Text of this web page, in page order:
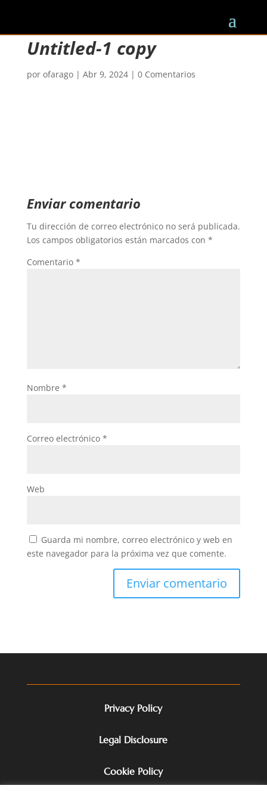
Untitled-1 copy
por ofarago| Abr 9, 2024| 0 Comentarios
Enviar comentario
Tu dirección de correo electrónico no será publicada.
Los campos obligatorios están marcados con *
Comentario *
Nombre *
Correo electrónico *
Web
Guarda mi nombre, correo electrónico y web en
este navegador para la próxima vez que comente.
Privacy Policy
Legal Disclosure
Cookie Policy